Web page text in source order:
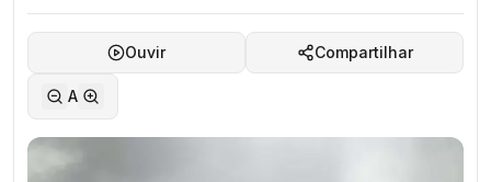
Ouvir Compartilhar
A